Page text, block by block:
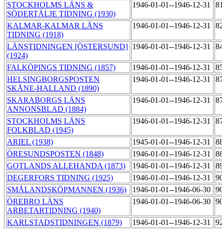
STOCKHOLMS LÄNS &
SÖDERTÄLJE TIDNING (1930)
1946-01-01--1946-12-31
KALMAR-KALMAR LÄNS
TIDNING (1918)
1946-01-01--1946-12-31
LÄNSTIDNINGEN [ÖSTERSUND]
(1924)
1946-01-01--1946-12-31
FALKÖPINGS TIDNING (1857) 1946-01-01--1946-12-31
HELSINGBORGSPOSTEN
SKÅNE-HALLAND (1890)
1946-01-01--1946-12-31
SKARABORGS LÄNS
ANNONSBLAD (1884)
1946-01-01--1946-12-31
STOCKHOLMS LÄNS
FOLKBLAD (1945)
1946-01-01--1946-12-31
ARIEL (1938) 1945-01-01--1946-12-31
ÖRESUNDSPOSTEN (1848)
1946-01-01--1946-12-31
GOTLANDS ALLEHANDA (1873)
1946-01-01--1946-12-31
DEGERFORS TIDNING (1925)
1946-01-01--1946-12-31
SMÅLANDSKÖPMANNEN (1936)
1946-01-01--1946-06-30
ÖREBRO LÄNS
ARBETARTIDNING (1940)
1946-01-01--1946-06-30
KARLSTADSTIDNINGEN (1879) 1946-01-01--1946-12-31